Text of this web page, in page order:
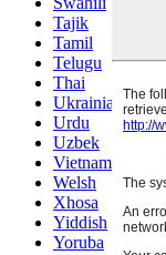
Telugu
Thai
Ukrainian
Urdu
Uzbek
Vietnamese
Welsh
Xhosa
Yiddish
Yoruba
Zulu
Kinyarwanda